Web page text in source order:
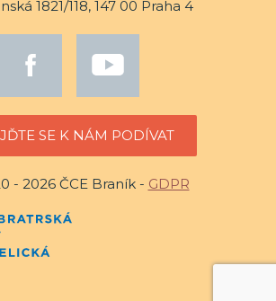
1821/118, 147 00 Praha 4
SE K NÁM PODÍVAT
- 2026 ČCE Braník - GDPR